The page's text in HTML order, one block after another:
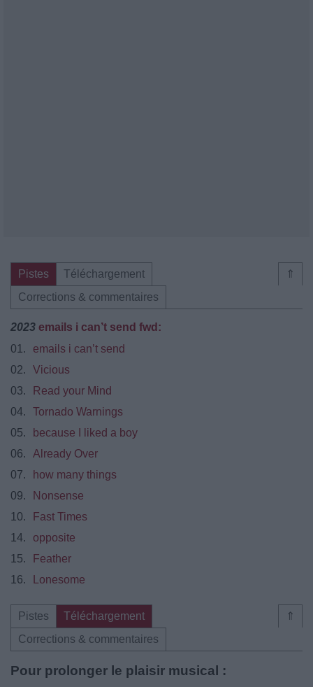
⇑
Pistes
Téléchargement
Corrections & commentaires
2023 emails i can’t send fwd:
01.
​emails i can’t send
02.
Vicious
03.
Read your Mind
04.
Tornado Warnings
05.
because I liked a boy
06.
Already Over
07.
​how many things
09.
Nonsense
10.
Fast Times
14.
opposite
15.
Feather
16.
Lonesome
⇑
Pistes
Téléchargement
Corrections & commentaires
Pour prolonger le plaisir musical :